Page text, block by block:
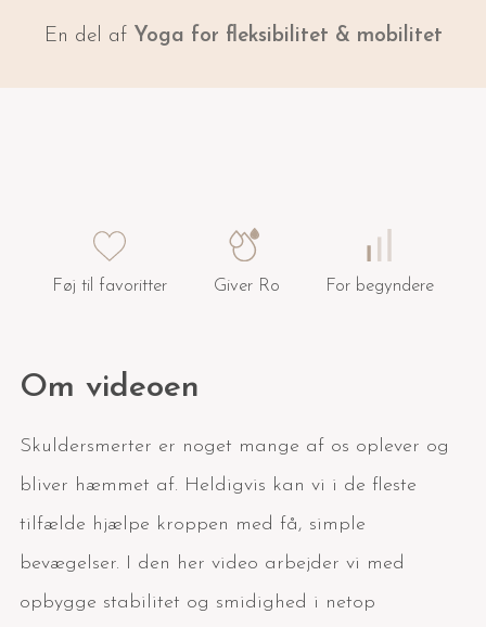
En del af Yoga for fleksibilitet & mobilitet
Føj til favoritter Giver Ro For begyndere
Om videoen
Skuldersmerter er noget mange af os oplever og
bliver hæmmet af. Heldigvis kan vi i de fleste
tilfælde hjælpe kroppen med få, simple
bevægelser. I den her video arbejder vi med
opbygge stabilitet og smidighed i netop